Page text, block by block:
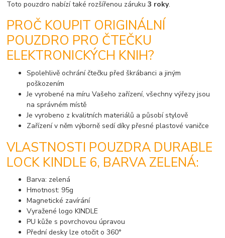
Toto pouzdro nabízí také rozšířenou záruku3 roky.
PROČ KOUPIT ORIGINÁLNÍ
POUZDRO PRO ČTEČKU
ELEKTRONICKÝCH KNIH?
Spolehlivě ochrání čtečku před škrábanci a jiným
poškozením
Je vyrobené na míru Vašeho zařízení, všechny výřezy jsou
na správném místě
Je vyrobeno z kvalitních materiálů a působí stylově
Zařízení v něm výborně sedí díky přesné plastové vaničce
VLASTNOSTI POUZDRA DURABLE
LOCK KINDLE 6, BARVA ZELENÁ:
Barva: zelená
Hmotnost: 95g
Magnetické zavírání
Vyražené logo KINDLE
PU kůže s povrchovou úpravou
Přední desky lze otočit o 360°